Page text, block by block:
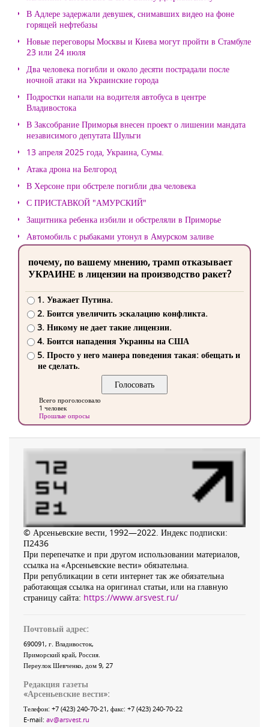
В Адлере задержали девушек, снимавших видео на фоне
горящей нефтебазы
Новые переговоры Москвы и Киева могут пройти в Стамбуле
23 или 24 июля
Два человека погибли и около десяти пострадали после
ночной атаки на Украинские города
Подростки напали на водителя автобуса в центре
Владивостока
В Заксобрание Приморья внесен проект о лишении мандата
независимого депутата Шульги
13 апреля 2025 года, Украина, Сумы.
Атака дрона на Белгород
В Херсоне при обстреле погибли два человека
С ПРИСТАВКОЙ "АМУРСКИЙ"
Защитника ребенка избили и обстреляли в Приморье
Автомобиль с рыбаками утонул в Амурском заливе
почему, по вашему мнению, трамп отказывает
УКРАИНЕ в лицензии на производство ракет?
1. Уважает Путина.
2. Боится увеличить эскалацию конфликта.
3. Никому не дает такие лицензии.
4. Боится нападения Украины на США
5. Просто у него манера поведения такая: обещать и
не сделать.
Всего проголосовало
1 человек
Прошлые опросы
© Арсеньевские вести, 1992—2022. Индекс подписки:
П2436
При перепечатке и при другом использовании материалов,
ссылка на «Арсеньевские вести» обязательна.
При републикации в сети интернет так же обязательна
работающая ссылка на оригинал статьи, или на главную
страницу сайта: https://www.arsvest.ru/
Почтовый адрес:
690091, г. Владивосток,
Приморский край, Россия
Переулок Шевченко, дом 9, 27
Редакция газеты
«Арсеньевские вести»:
Телефон: +7 (423) 240-70-21, факс: +7 (423) 240-70-22
E-mail: av@arsvest.ru